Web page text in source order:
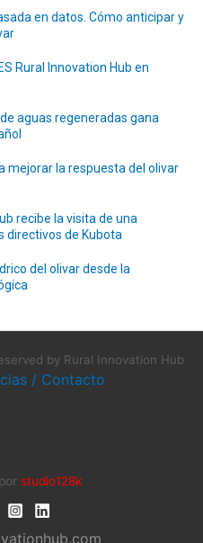
en datos. Cómo anticipar y
Rural Innovation Hub en
aguas regeneradas gana
mejorar la respuesta del olivar
recibe la visita de una
directivos de Kubota
del olivar desde la
by Rural Innovation Hub
/ Contacto
studio128k